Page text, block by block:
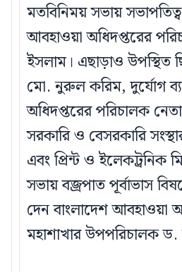
মতবিনিময় সভায়
আবহাওয়া অধিদপ্তরের
ইসলাম। এছাড়াও উপস্থিত
মো. নুরুল করিম, দুর্যোগ
অধিদপ্তরের পরিচালক
সরকারি ও বেসরকারি সংস্থার
এবং প্রিন্ট ও ইলেকট্রনিক
সভায় বজ্রপাত পূর্বাভাস
দেন বাংলাদেশ আবহাওয়া
মহাশাখার উপপরিচালক ড.